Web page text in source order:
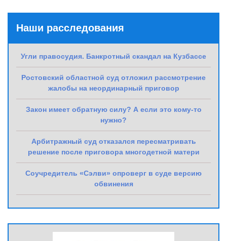
Наши расследования
Угли правосудия. Банкротный скандал на Кузбассе
Ростовский областной суд отложил рассмотрение
жалобы на неординарный приговор
Закон имеет обратную силу? А если это кому-то
нужно?
Арбитражный суд отказался пересматривать
решение после приговора многодетной матери
Соучредитель «Сэлви» опроверг в суде версию
обвинения